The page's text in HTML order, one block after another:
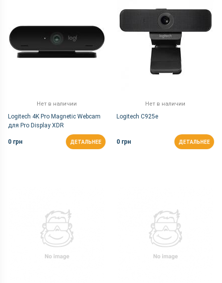
Нет в наличии
Logitech 4K Pro Magnetic Webcam
для Pro Display XDR
0 грн ДЕТАЛЬНЕЕ
Нет в наличии
Logitech C925e
0 грн ДЕТАЛЬНЕЕ